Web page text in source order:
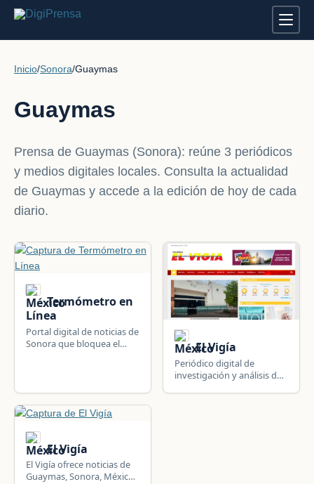
Inicio/Sonora/Guaymas
Guaymas
Prensa de Guaymas (Sonora): reúne 3 periódicos
y medios digitales locales. Consulta la actualidad
de Guaymas y accede a la edición de hoy de cada
diario.
Termómetro en
Línea
Portal digital de noticias de
Sonora que bloquea el
El Vigía
Periódico digital de
investigación y análisis de
El Vigía
El Vigía ofrece noticias de
Guaymas, Sonora, México: